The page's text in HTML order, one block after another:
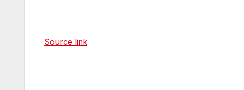
Source link